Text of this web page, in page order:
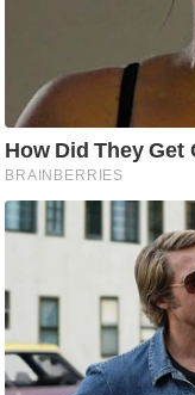
श
न
घ
रे
र्य
ट